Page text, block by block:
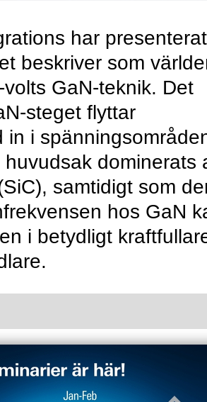
har presenterat
beskriver som
GaN-teknik. Det
steget flyttar
in i
huvudsak dominerats
samtidigt som
hos GaN
i betydligt